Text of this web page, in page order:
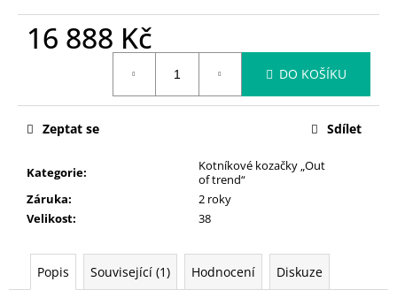
16 888 Kč
DO KOŠÍKU
Kategorie:
Kotníkové kozačky „Out
of trend“
Záruka:
2 roky
Velikost: 38
Zeptat se Sdílet
Popis Související (1) Hodnocení Diskuze
u